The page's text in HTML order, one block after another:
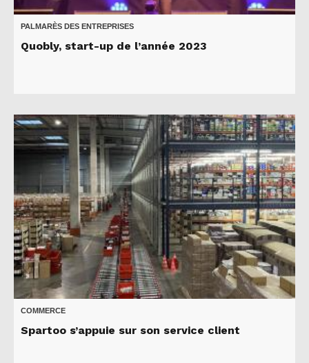
PALMARÈS DES ENTREPRISES
Quobly, start-up de l’année 2023
COMMERCE
Spartoo s’appuie sur son service client